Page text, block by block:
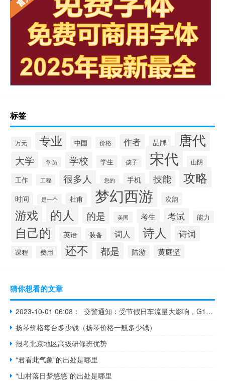
标签
万元 专业 中国 价格 作者 品牌 唐代
大学 学员 学校 学生 孩子 宋代 山阴
工作 工程 很多人 您的 手机 技能 攻略
时间 是一个 杜甫 梦幻西游 次韵
游戏 的人 的是 美国 考生 考试 能力
自己的 英语 装备 词人 诗人 诗词
课程 费用 还不 都是 陆游 黄庭坚
猜你想看的文章
2023-10-01 06:08： 交警通知：受节假日车流量大影响，G15沈海高速公路海湾北站至金州站之间限制黄牌货车驶入高速公路，其他车辆均可以正常通行。 ​​​
扬琴价格每台多少钱（扬琴价格一般多少钱）
报考北京地区高级研修班优势
“君看此气象”的出处是哪里
“山村落日梦悠悠”的出处是哪里